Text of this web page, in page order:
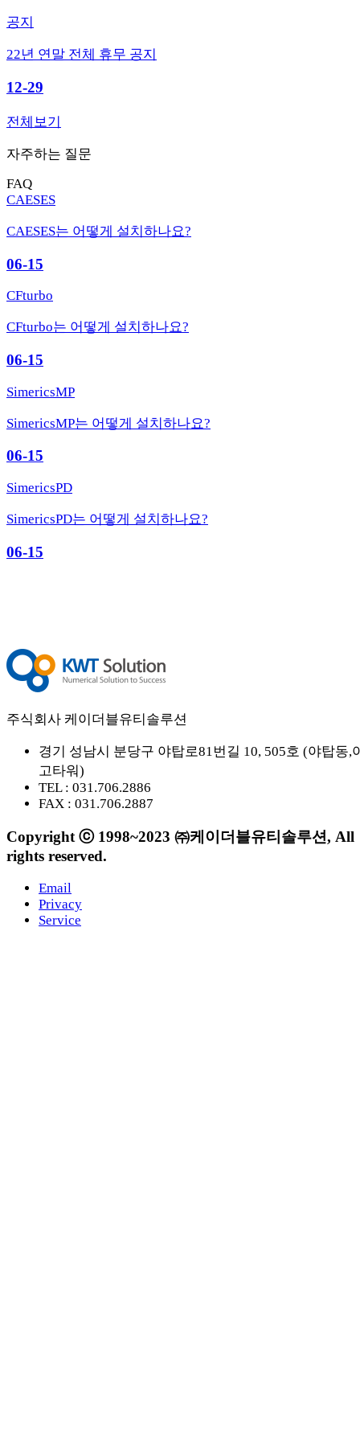
공지
22년 연말 전체 휴무 공지
12-29
전체보기
자주하는 질문
FAQ
CAESES
CAESES는 어떻게 설치하나요?
06-15
CFturbo
CFturbo는 어떻게 설치하나요?
06-15
SimericsMP
SimericsMP는 어떻게 설치하나요?
06-15
SimericsPD
SimericsPD는 어떻게 설치하나요?
06-15
주식회사 케이더블유티솔루션
경기 성남시 분당구 야탑로81번길 10, 505호 (야탑동,
고타워)
TEL : 031.706.2886
FAX : 031.706.2887
Copyright ⓒ 1998~2023 ㈜케이더블유티솔루션, All
rights reserved.
Email
Privacy
Service